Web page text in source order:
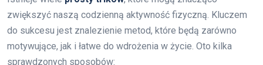
zwiększyć naszą codzienną aktywność fizyczną. Kluczem
do sukcesu jest znalezienie metod, które będą zarówno
motywujące, jak i łatwe do wdrożenia w życie. Oto kilka
sprawdzonych sposobów: